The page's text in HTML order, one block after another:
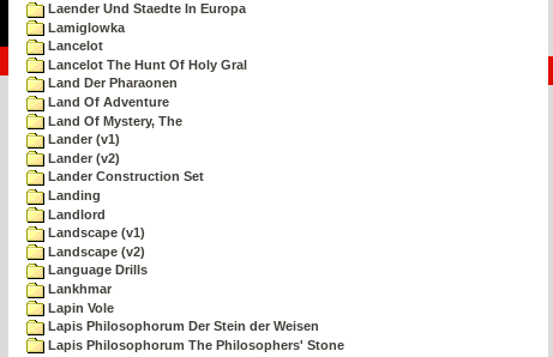
Laender Und Staedte In Europa
Lamiglowka
Lancelot
Lancelot The Hunt Of Holy Gral
Land Der Pharaonen
Land Of Adventure
Land Of Mystery, The
Lander (v1)
Lander (v2)
Lander Construction Set
Landing
Landlord
Landscape (v1)
Landscape (v2)
Language Drills
Lankhmar
Lapin Vole
Lapis Philosophorum Der Stein der Weisen
Lapis Philosophorum The Philosophers' Stone